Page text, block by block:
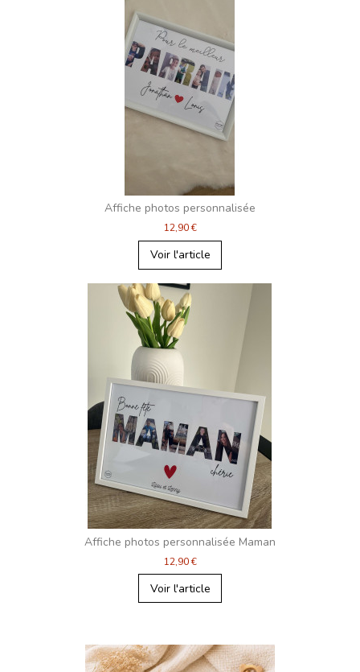
Affiche photos personnalisée
12,90 €
Voir l'article
Affiche photos personnalisée Maman
12,90 €
Voir l'article